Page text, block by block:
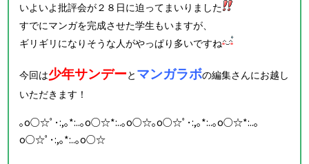
いよいよ批評会が２８日に迫ってまいりました
すでにマンガを完成させた学生もいますが、
ギリギリになりそうな人がやっぱり多いですね
今回は少年サンデーと マンガラボの編集さんにお越し
いただきます！
｡o○☆ﾟ･:,｡*:..｡o○☆*:..｡o○☆｡o○☆ﾟ･:,｡*:..｡o○☆*:..｡
o○☆ﾟ･:,｡*:..｡o○☆